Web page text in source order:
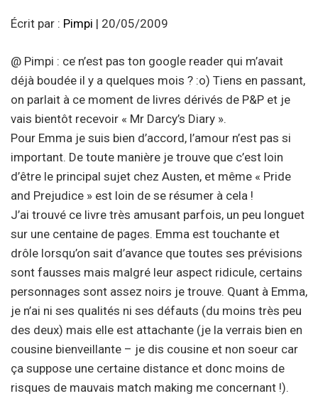
Écrit par : Pimpi | 20/05/2009
@ Pimpi : ce n’est pas ton google reader qui m’avait
déjà boudée il y a quelques mois ? :o) Tiens en passant,
on parlait à ce moment de livres dérivés de P&P et je
vais bientôt recevoir « Mr Darcy’s Diary ».
Pour Emma je suis bien d’accord, l’amour n’est pas si
important. De toute manière je trouve que c’est loin
d’être le principal sujet chez Austen, et même « Pride
and Prejudice » est loin de se résumer à cela !
J’ai trouvé ce livre très amusant parfois, un peu longuet
sur une centaine de pages. Emma est touchante et
drôle lorsqu’on sait d’avance que toutes ses prévisions
sont fausses mais malgré leur aspect ridicule, certains
personnages sont assez noirs je trouve. Quant à Emma,
je n’ai ni ses qualités ni ses défauts (du moins très peu
des deux) mais elle est attachante (je la verrais bien en
cousine bienveillante – je dis cousine et non soeur car
ça suppose une certaine distance et donc moins de
risques de mauvais match making me concernant !).